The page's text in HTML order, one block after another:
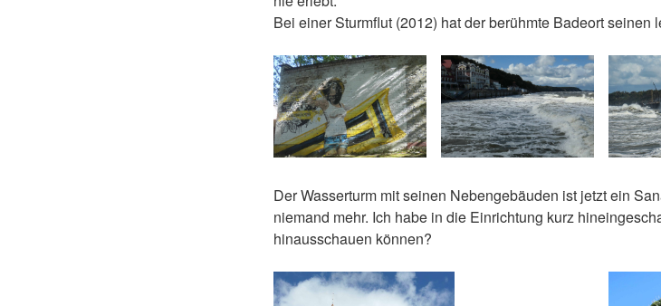
Bei einer Sturmflut (2012) hat der berühmte Badeort seinen
Der Wasserturm mit seinen Nebengebäuden ist jetzt ein
niemand mehr. Ich habe in die Einrichtung kurz
hinausschauen können?